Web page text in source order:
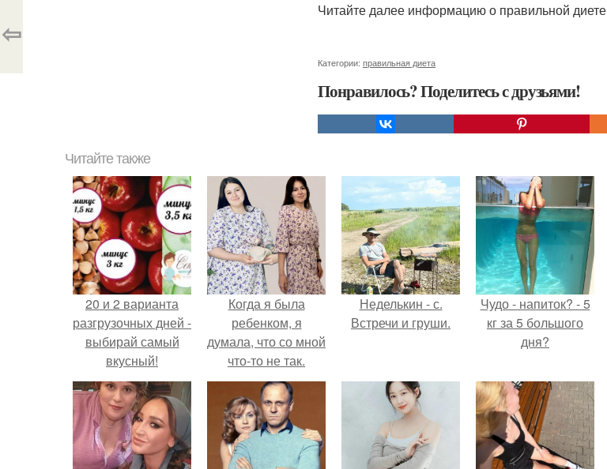
Читайте далее информацию о правильной диете
Категории: правильная диета
Понравилось? Поделитесь с друзьями!
⇦
Читайте также
20 и 2 варианта
разгрузочных дней -
выбирай самый
вкусный!
Когда я была
ребенком, я
думала, что со мной
что-то не так.
Неделькин - с.
Встречи и груши.
Чудо - напиток? - 5
кг за 5 большого
дня?